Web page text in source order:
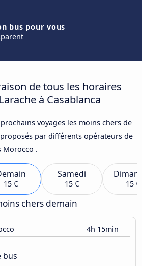
bus pour vous
de tous les horaires
à Casablanca
voyages les moins chers de
proposés par différents opérateurs de
Morocco .
15 €
Samedi
15 € 15 €
chers demain
4h 15min
bus